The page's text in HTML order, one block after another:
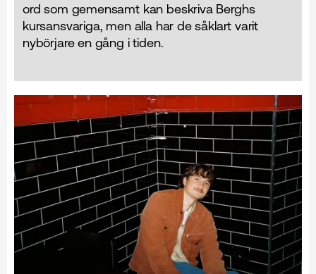
ord som gemensamt kan beskriva Berghs
kursansvariga, men alla har de såklart varit
nybörjare en gång i tiden.